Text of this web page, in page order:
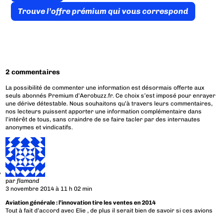
Trouve l’offre prémium qui vous correspond
2 commentaires
La possibilité de commenter une information est désormais offerte aux
seuls abonnés Premium d’Aerobuzz.fr. Ce choix s’est imposé pour enrayer
une dérive détestable. Nous souhaitons qu’à travers leurs commentaires,
nos lecteurs puissent apporter une information complémentaire dans
l’intérêt de tous, sans craindre de se faire tacler par des internautes
anonymes et vindicatifs.
parflamand
3 novembre 2014 à 11 h 02 min
Aviation générale : l’innovation tire les ventes en 2014
Tout à fait d’accord avec Elie , de plus il serait bien de savoir si ces avions